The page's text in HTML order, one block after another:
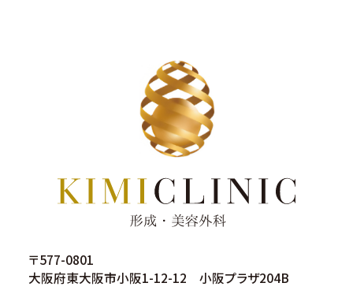
〒577-0801
大阪府東大阪市小阪1-12-12 小阪プラザ204B